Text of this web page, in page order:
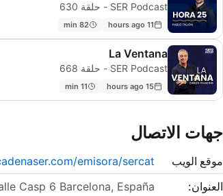
SER Podcast - حلقة 630
11 hours ago
82 min
La Ventana
SER Podcast - حلقة 668
15 hours ago
11 min
جهات الاتصال
موقع الويب
emisora/sercat/
العنوان:
Casp 6 Barcelona, España